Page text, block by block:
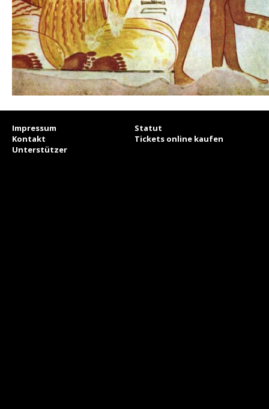
Impressum
Statut
Kontakt
Tickets online kaufen
Unterstützer